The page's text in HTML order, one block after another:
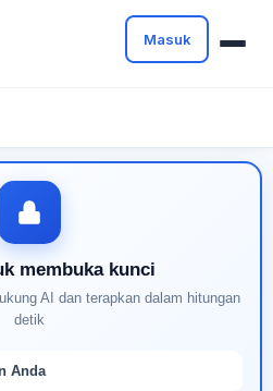
Masuk
membuka kunci
AI dan terapkan dalam hitungan
detik
Anda
membuka kunci pencocokan